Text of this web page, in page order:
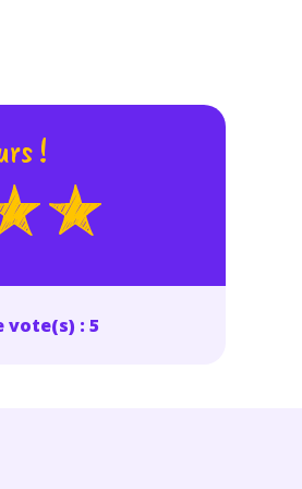
!
vote(s) : 5
adresse e-mail. En renseignant votre e-mail,
de vos données personnelles et pour